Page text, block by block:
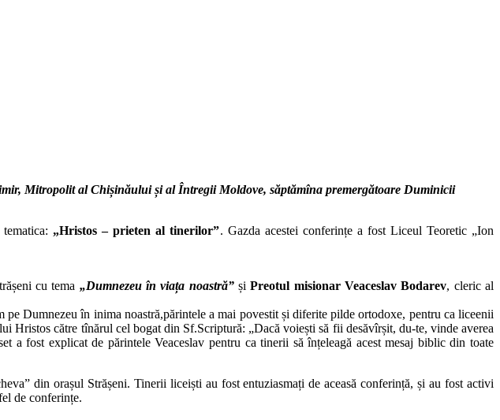
Mitropolit al Chișinăului și al Întregii Moldove, săptămîna premergătoare Duminicii
„Hristos – prieten al tinerilor”. Gazda acestei conferințe a fost Liceul Teoretic „Ion
cu tema „Dumnezeu în viața noastră”șiPreotul misionar Veaceslav Bodarev, cleric al
Dumnezeu în inima noastră,părintele a mai povestit și diferite pilde ortodoxe, pentru ca liceenii
Hristos către tînărul cel bogat din Sf.Scriptură: „Dacă voiești să fii desăvîrșit, du-te, vinde averea
fost explicat de părintele Veaceslav pentru ca tinerii să înțeleagă acest mesaj biblic din toate
din orașul Strășeni. Tinerii liceiști au fost entuziasmați de aceasă conferință, și au fost activi
de conferințe.